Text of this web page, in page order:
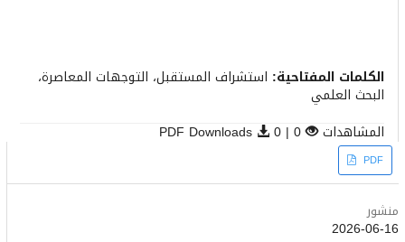
الكلمات المفتاحية: استشراف المستقبل، التوجهات المعاصرة،
البحث العلمي
المشاهدات 0 | PDF Downloads
0 Article
Sidebar
PDF
منشور
2026-06-16